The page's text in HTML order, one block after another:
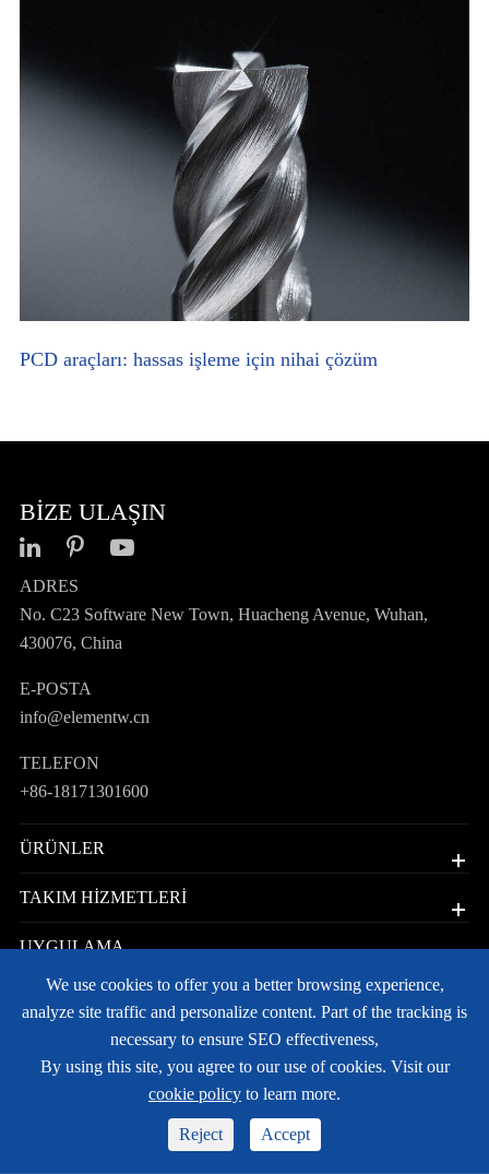
PCD araçları: hassas işleme için nihai çözüm
BIZE ULAŞIN
ADRES
No. C23 Software New Town, Huacheng Avenue, Wuhan,
430076, China
E-POSTA
info@elementw.cn
TELEFON
+86-18171301600
ÜRÜNLER
TAKIM HIZMETLERI
UYGULAMA
HIZLI BAĞLANTILAR
JoyJet Precision Limited
Tüm hakları saklıdır.
We use cookies to offer you a better browsing experience,
analyze site traffic and personalize content. Part of the tracking is
necessary to ensure SEO effectiveness,
By using this site, you agree to our use of cookies. Visit our
cookie policy to learn more.
Reject Accept